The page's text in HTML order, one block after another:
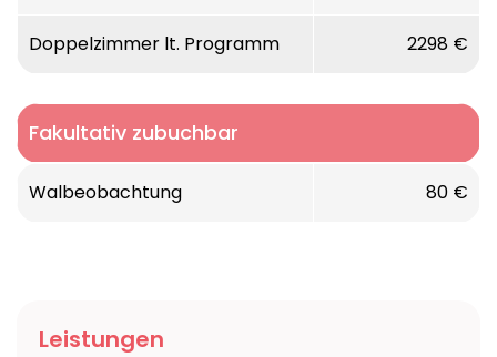
Doppelzimmer lt. Programm 2298 €
Fakultativ zubuchbar
Walbeobachtung 80 €
Leistungen